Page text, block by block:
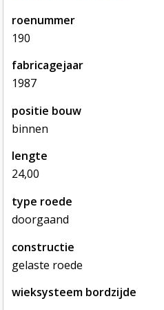
roenummer
190
fabricagejaar
1987
positie bouw
binnen
lengte
24,00
type roede
doorgaand
constructie
gelaste roede
wieksysteem bordzijde